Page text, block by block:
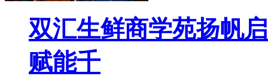
双汇生鲜商学苑扬帆
赋能千